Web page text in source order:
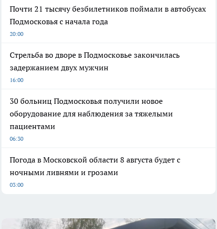
Почти 21 тысячу безбилетников поймали в автобусах
Подмосковья с начала года
20:00
Стрельба во дворе в Подмосковье закончилась
задержанием двух мужчин
16:00
30 больниц Подмосковья получили новое
оборудование для наблюдения за тяжелыми
пациентами
06:30
Погода в Московской области 8 августа будет с
ночными ливнями и грозами
03:00